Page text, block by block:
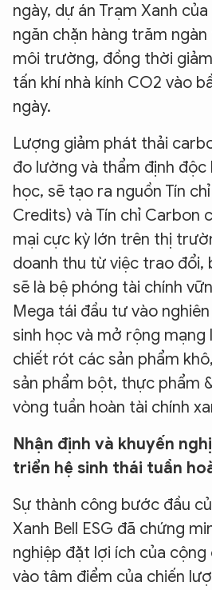
ngày, dự án Trạm Xanh
ngăn chặn hàng trăm
môi trường, đồng thời
tấn khí nhà kính CO2 vào
ngày.
Lượng giảm phát thải
đo lường và thẩm định
học, sẽ tạo ra nguồn Tín
Credits) và Tín chỉ Carbon
mại cực kỳ lớn trên thị
doanh thu từ việc trao đổi,
sẽ là bệ phóng tài chính
Mega tái đầu tư vào
sinh học và mở rộng mạng
chiết rót các sản phẩm
sản phẩm bột, thực phẩm
vòng tuần hoàn tài chính
Nhận định và khuyến
triển hệ sinh thái tuần
Sự thành công bước đầu
Xanh Bell ESG đã chứng
nghiệp đặt lợi ích của cộng
vào tâm điểm của chiến